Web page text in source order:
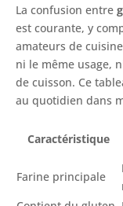
La confusion entre
est courante, y
amateurs de
ni le même usage,
de cuisson. Ce
au quotidien dans
Caractéristique
Farine principale